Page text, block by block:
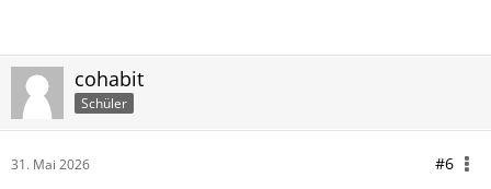
cohabit
Schüler
31. Mai 2026 #6